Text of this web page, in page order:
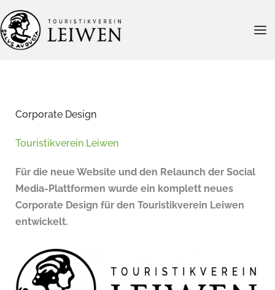
Zum
Inhalt
springen
Corporate Design
Touristikverein Leiwen
Für die neue Website und den Relaunch der Social
Media-Plattformen wurde ein komplett neues
Corporate Design für den Touristikverein Leiwen
entwickelt.